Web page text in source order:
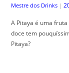
Mestre dos Drinks |
A Pitaya é uma
doce tem
Pitaya?